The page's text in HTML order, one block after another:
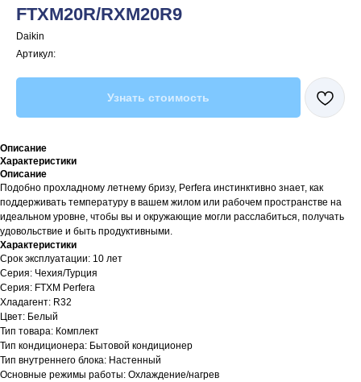
FTXM20R/RXM20R9
Daikin
Артикул:
Узнать стоимость
Описание
Характеристики
Описание
Подобно прохладному летнему бризу, Perfera инстинктивно знает, как
поддерживать температуру в вашем жилом или рабочем пространстве на
идеальном уровне, чтобы вы и окружающие могли расслабиться, получать
удовольствие и быть продуктивными.
Характеристики
Срок эксплуатации: 10 лет
Серия: Чехия/Турция
Серия: FTXM Perfera
Хладагент: R32
Цвет: Белый
Тип товара: Комплект
Тип кондиционера: Бытовой кондиционер
Тип внутреннего блока: Настенный
Основные режимы работы: Охлаждение/нагрев